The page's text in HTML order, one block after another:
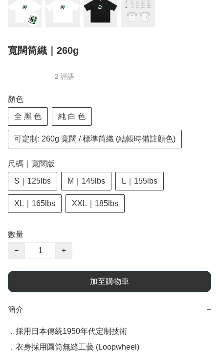
寬闊筒織｜260g
2 評語
顏色
全 黑 色 純 白 色
可定制: 260g 寬闊 / 標準筒織 (結帳時備註顏色)
尺碼｜寬闊版
S｜125lbs M｜145lbs L｜155lbs
XL｜165lbs XXL｜185lbs
數量
−
+
加至購物車
簡介 −
．採用日本傳統1950年代定制技術
．衣身採用圓筒無縫工藝 (Loopwheel)